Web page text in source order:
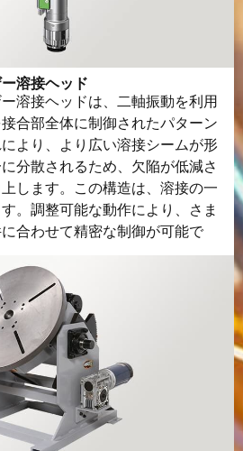
溶接ヘッド
溶接ヘッドは、二軸振動を利用
合部全体に制御されたパターン
より、より広い溶接シームが形
分散されるため、欠陥が低減さ
します。この構造は、溶接の一
。調整可能な動作により、さま
合わせて精密な制御が可能で